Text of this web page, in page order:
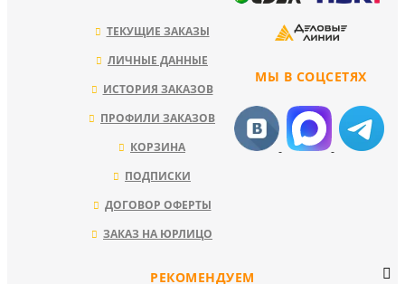
МЫ В СОЦСЕТЯХ
ТЕКУЩИЕ ЗАКАЗЫ
ЛИЧНЫЕ ДАННЫЕ
ИСТОРИЯ ЗАКАЗОВ
ПРОФИЛИ ЗАКАЗОВ
КОРЗИНА
ПОДПИСКИ
ДОГОВОР ОФЕРТЫ
ЗАКАЗ НА ЮРЛИЦО
РЕКОМЕНДУЕМ